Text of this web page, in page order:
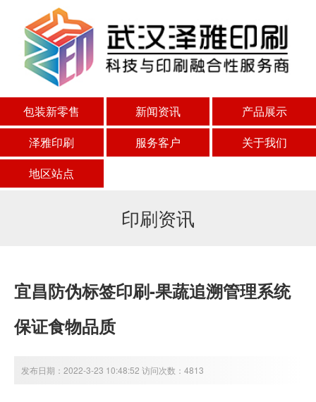
包装新零售 新闻资讯
产品展示
泽雅印刷
服务客户
关于我们
地区站点
印刷资讯
宜昌防伪标签印刷-果蔬追溯管理系统
保证食物品质
发布日期：2022-3-23 10:48:52 访问次数：4813